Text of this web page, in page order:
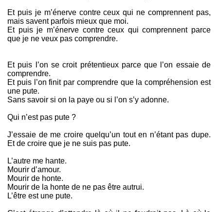
Et puis je m’énerve contre ceux qui ne comprennent pas,
mais savent parfois mieux que moi.
Et puis je m’énerve contre ceux qui comprennent parce
que je ne veux pas comprendre.
Et puis l’on se croit prétentieux parce que l’on essaie de
comprendre.
Et puis l’on finit par comprendre que la compréhension est
une pute.
Sans savoir si on la paye ou si l’on s’y adonne.
Qui n’est pas pute ?
J’essaie de me croire quelqu’un tout en n’étant pas dupe.
Et de croire que je ne suis pas pute.
L’autre me hante.
Mourir d’amour.
Mourir de honte.
Mourir de la honte de ne pas être autrui.
L’être est une pute.